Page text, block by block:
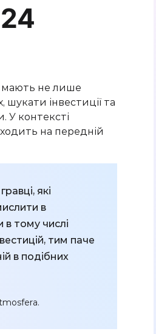
мають не лише
шукати інвестиції та
У контексті
на передній
які
в
в тому числі
тим паче
в подібних